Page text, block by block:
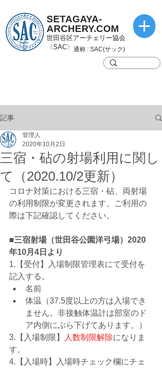
SETAGAYA-
ARCHERY.COM
世田谷区アーチェリー協会
〈SAC〉 通称 : SAC(サック)
記事
三宿・砧の射場利用に関し
て（2020.10/2更新）
管理人
2020年10月2日
コロナ対策における三宿・砧、両射場
の利用制限が変更されます。ご利用の
際は下記確認してください。
■三宿射場（世田谷公園洋弓場）2020
年10月4日より
1.【受付】入場制限管理表にて受付を
記入する。
名前
体温（37.5度以上の方は入場でき
ません。非接触体温計は部室のド
ア内側にぶら下げてあります。）
3.【入場制限】
人数制限解除になりま
す。
4.【入場時】入場時チェック欄にチェ